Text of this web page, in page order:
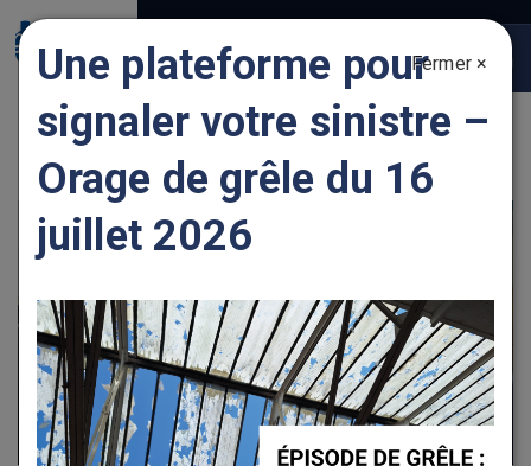
ENTREPRENDRE DES TRAVAUX
Fermer ×
Une plateforme pour
signaler votre sinistre –
Orage de grêle du 16
juillet 2026